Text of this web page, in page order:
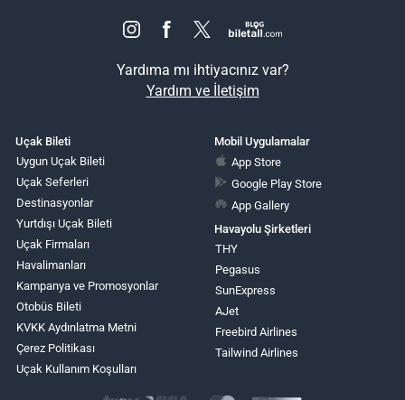
Yardıma mı ihtiyacınız var?
Yardım ve İletişim
Uçak Bileti
Uygun Uçak Bileti
Uçak Seferleri
Destinasyonlar
Yurtdışı Uçak Bileti
Uçak Firmaları
Havalimanları
Kampanya ve Promosyonlar
Otobüs Bileti
KVKK Aydınlatma Metni
Çerez Politikası
Uçak Kullanım Koşulları
Mobil Uygulamalar
App Store
Google Play Store
App Gallery
Havayolu Şirketleri
THY
Pegasus
SunExpress
AJet
Freebird Airlines
Tailwind Airlines